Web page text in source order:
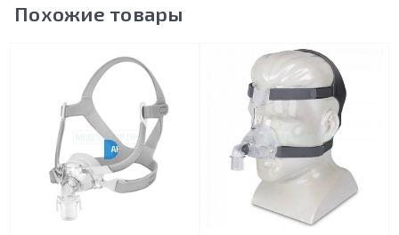
Похожие товары
АНАЛОГ RESMED N20